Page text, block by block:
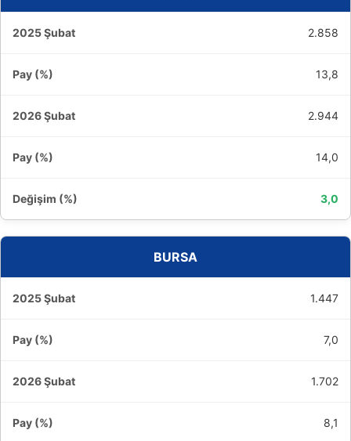
2.858
13,8
2.944
14,0
3,0
BURSA
1.447
7,0
1.702
8,1